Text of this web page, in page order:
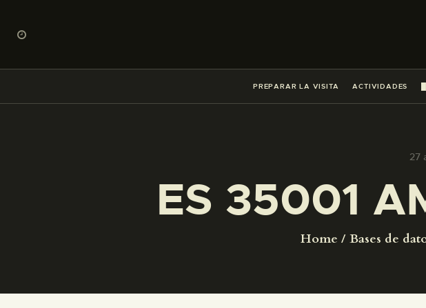
PREPARAR LA VISITA ACTIVIDADES
27
ES 35001
Home Bases de
PREPARAR LA
ACTIVIDADES
█
COLECCIONES
DIDÁCTICA